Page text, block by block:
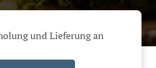
und Lieferung an